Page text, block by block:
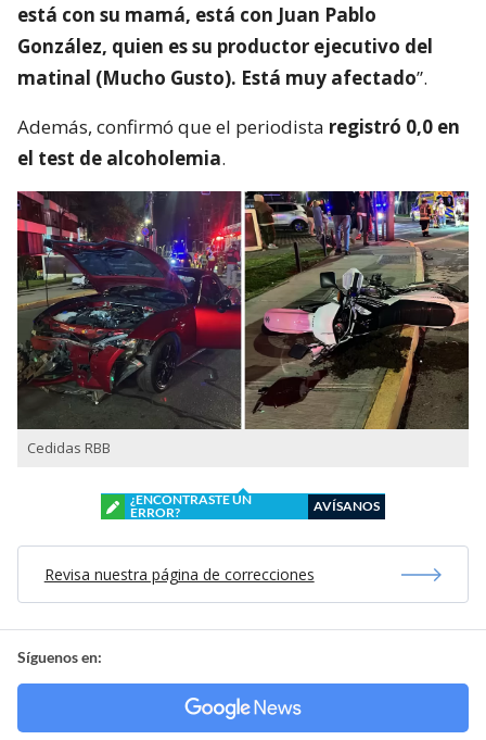
está con su mamá, está con Juan Pablo
González, quien es su productor ejecutivo del
matinal (Mucho Gusto). Está muy afectado”.
Además, confirmó que el periodista registró 0,0 en
el test de alcoholemia.
Cedidas RBB
¿ENCONTRASTE UN
ERROR?
AVÍSANOS
Revisa nuestra página de correcciones
Síguenos en: